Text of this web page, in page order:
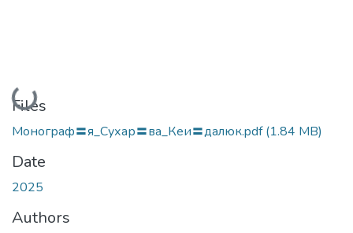
Loading...
Files
Монограф〓я_Сухар〓ва_Кеи〓далюк.pdf(1.84 MB)
Date
2025
Authors